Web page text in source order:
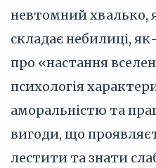
невтомний хвалько,
складає небилиці,
про «настання
психологія
аморальністю та
вигоди, що
лестити та знати